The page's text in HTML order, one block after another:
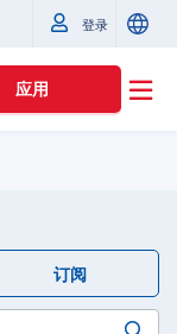
登录
应用
订阅